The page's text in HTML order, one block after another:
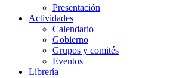
Presentación
Actividades
Calendario
Gobierno
Grupos y comités
Eventos
Librería